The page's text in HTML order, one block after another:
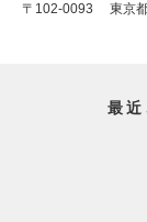
〒102-0093 東京都
最